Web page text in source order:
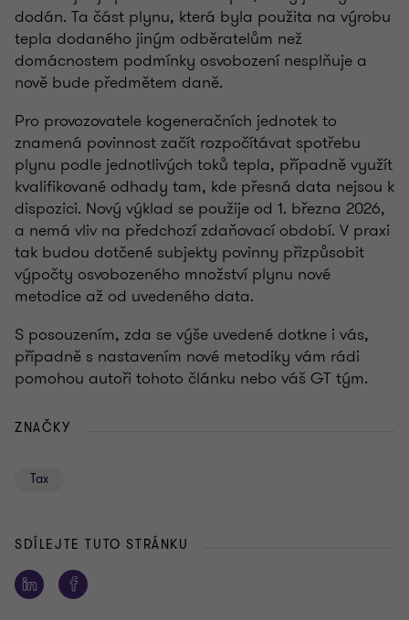
dodán. Ta část plynu, která byla použita na výrobu
tepla dodaného jiným odběratelům než
domácnostem podmínky osvobození nesplňuje a
nově bude předmětem daně.
Pro provozovatele kogeneračních jednotek to
znamená povinnost začít rozpočítávat spotřebu
plynu podle jednotlivých toků tepla, případně využít
kvalifikované odhady tam, kde přesná data nejsou k
dispozici. Nový výklad se použije od 1. března 2026,
a nemá vliv na předchozí zdaňovací období. V praxi
tak budou dotčené subjekty povinny přizpůsobit
výpočty osvobozeného množství plynu nové
metodice až od uvedeného data.
S posouzením, zda se výše uvedené dotkne i vás,
případně s nastavením nové metodiky vám rádi
pomohou autoři tohoto článku nebo váš GT tým.
ZNAČKY
Tax
SDÍLEJTE TUTO STRÁNKU